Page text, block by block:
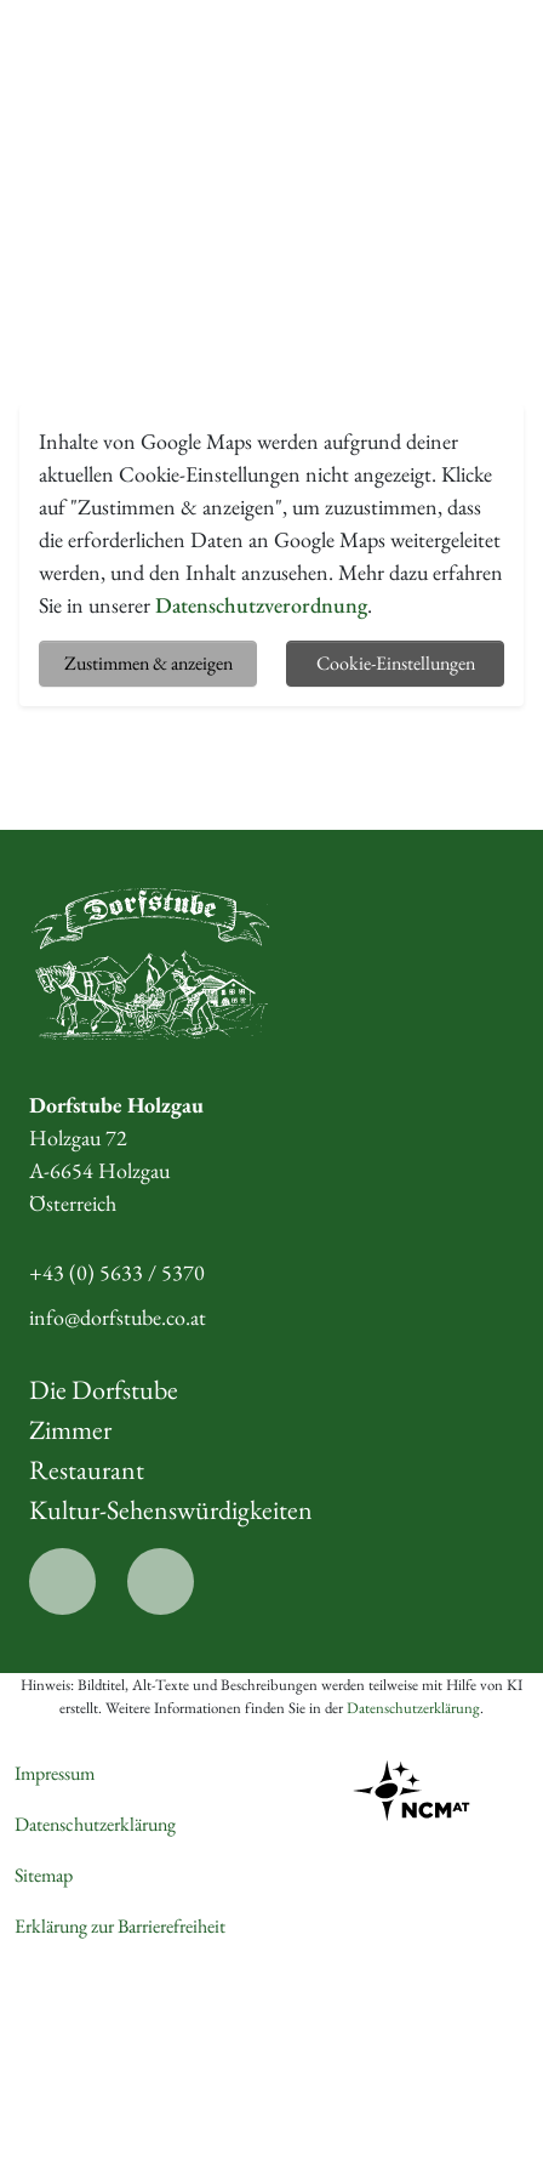
Inhalte von Google Maps werden aufgrund deiner
aktuellen Cookie-Einstellungen nicht angezeigt. Klicke
auf "Zustimmen & anzeigen", um zuzustimmen, dass
die erforderlichen Daten an Google Maps weitergeleitet
werden, und den Inhalt anzusehen. Mehr dazu erfahren
Sie in unsererDatenschutzverordnung.
Zustimmen & anzeigen Cookie-Einstellungen
Dorfstube Holzgau
Holzgau 72
A-6654 Holzgau
Österreich
+43 (0) 5633 / 5370
info@dorfstube.co.at
Die Dorfstube
Zimmer
Restaurant
Kultur-Sehenswürdigkeiten
Hinweis: Bildtitel, Alt-Texte und Beschreibungen werden teilweise mit Hilfe von KI
erstellt. Weitere Informationen finden Sie in derDatenschutzerklärung.
Impressum
Datenschutzerklärung
Sitemap
Erklärung zur Barrierefreiheit